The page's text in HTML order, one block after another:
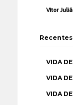
Vítor
Recentes
VIDA
VIDA
VIDA